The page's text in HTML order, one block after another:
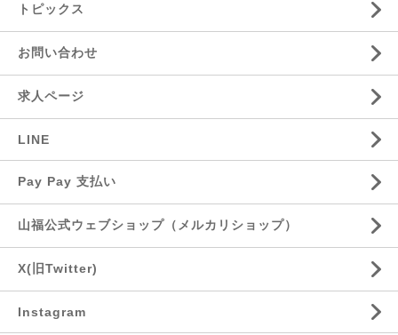
トピックス
お問い合わせ
求人ページ
LINE
Pay Pay 支払い
山福公式ウェブショップ（メルカリショップ）
X(旧Twitter)
Instagram